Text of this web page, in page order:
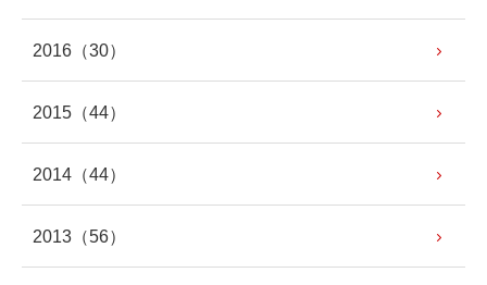
2016 （30）
2015 （44）
2014 （44）
2013 （56）